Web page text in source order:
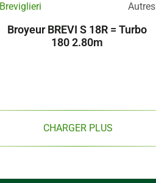
Breviglieri Autres
Broyeur BREVI S 18R = Turbo
180 2.80m
CHARGER PLUS